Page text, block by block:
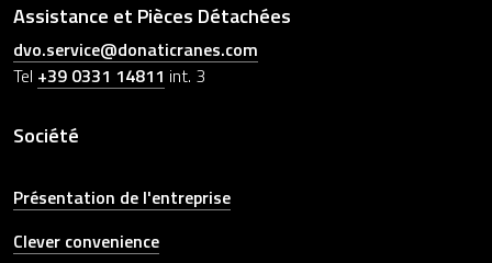
Assistance et Pièces Détachées
dvo.service@donaticranes.com
Tel +39 0331 14811 int. 3
Société
Présentation de l'entreprise
Clever convenience